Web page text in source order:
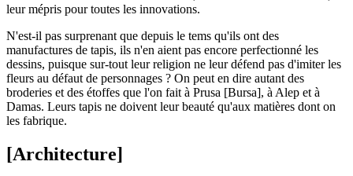
leur mépris pour toutes les innovations.
N'est-il pas surprenant que depuis le tems qu'ils ont des
manufactures de tapis, ils n'en aient pas encore perfectionné les
dessins, puisque sur-tout leur religion ne leur défend pas d'imiter les
fleurs au défaut de personnages ? On peut en dire autant des
broderies et des étoffes que l'on fait à Prusa [Bursa], à Alep et à
Damas. Leurs tapis ne doivent leur beauté qu'aux matières dont on
les fabrique.
[Architecture]